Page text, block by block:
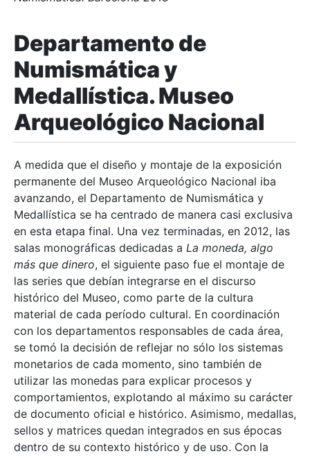
Departamento de
Numismática y
Medallística. Museo
Arqueológico Nacional
A medida que el diseño y montaje de la exposición
permanente del Museo Arqueológico Nacional iba
avanzando, el Departamento de Numismática y
Medallística se ha centrado de manera casi exclusiva
en esta etapa final. Una vez terminadas, en 2012, las
salas monográficas dedicadas a La moneda, algo
más que dinero, el siguiente paso fue el montaje de
las series que debían integrarse en el discurso
histórico del Museo, como parte de la cultura
material de cada período cultural. En coordinación
con los departamentos responsables de cada área,
se tomó la decisión de reflejar no sólo los sistemas
monetarios de cada momento, sino también de
utilizar las monedas para explicar procesos y
comportamientos, explotando al máximo su carácter
de documento oficial e histórico. Asimismo, medallas,
sellos y matrices quedan integrados en sus épocas
dentro de su contexto histórico y de uso. Con la